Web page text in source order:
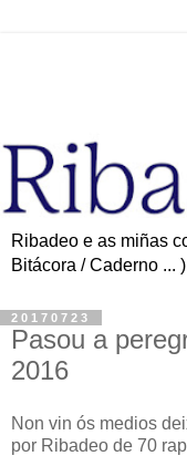
Ribadeo e as miñas
Bitácora / Caderno ... )
20170723
Pasou a
2016
Non vin ós medios
por Ribadeo de 70